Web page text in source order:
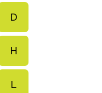
D
H
L